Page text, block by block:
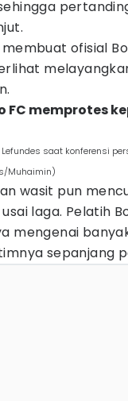
ofisial
FC memprotes
Lefundes saat konferensi
Muhaimin)
wasit pun
laga. Pelatih
mengenai
sepanjang